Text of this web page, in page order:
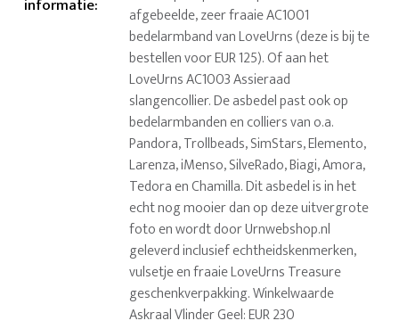
informatie:
afgebeelde, zeer fraaie AC1001
bedelarmband van LoveUrns (deze is bij te
bestellen voor EUR 125). Of aan het
LoveUrns AC1003 Assieraad
slangencollier. De asbedel past ook op
bedelarmbanden en colliers van o.a.
Pandora, Trollbeads, SimStars, Elemento,
Larenza, iMenso, SilveRado, Biagi, Amora,
Tedora en Chamilla. Dit asbedel is in het
echt nog mooier dan op deze uitvergrote
foto en wordt door Urnwebshop.nl
geleverd inclusief echtheidskenmerken,
vulsetje en fraaie LoveUrns Treasure
geschenkverpakking. Winkelwaarde
Askraal Vlinder Geel: EUR 230